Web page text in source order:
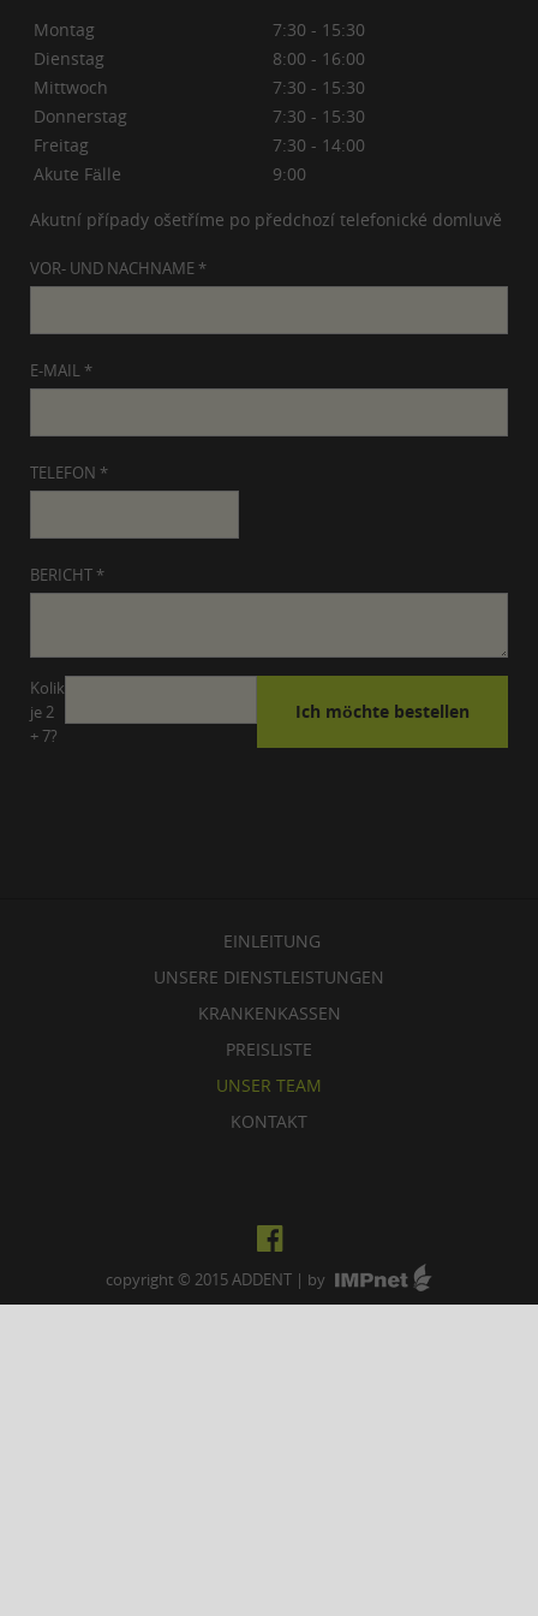
Montag
7:30 - 15:30
Dienstag
8:00 - 16:00
Mittwoch
7:30 - 15:30
Donnerstag
7:30 - 15:30
Freitag
7:30 - 14:00
Akute Fälle
9:00
Akutní případy ošetříme po předchozí telefonické domluvě
VOR- UND NACHNAME *
E-MAIL *
TELEFON *
BERICHT *
Kolik
je 2
+ 7?
EINLEITUNG
UNSERE DIENSTLEISTUNGEN
KRANKENKASSEN
PREISLISTE
UNSER TEAM
KONTAKT
copyright © 2015ADDENT | by